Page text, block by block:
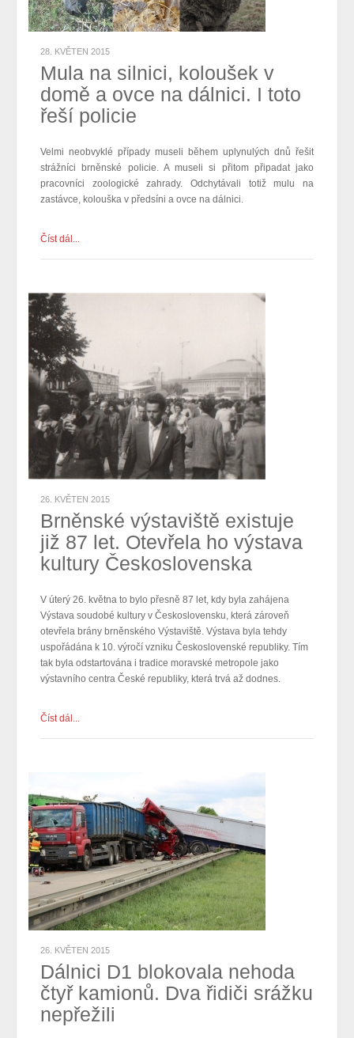
28. KVĚTEN 2015
Mula na silnici, koloušek v
domě a ovce na dálnici. I toto
řeší policie
Velmi neobvyklé případy museli během uplynulých dnů řešit
strážníci brněnské policie. A museli si přitom připadat jako
pracovníci zoologické zahrady. Odchytávali totiž mulu na
zastávce, kolouška v předsíni a ovce na dálnici.
Číst dál...
26. KVĚTEN 2015
Brněnské výstaviště existuje
již 87 let. Otevřela ho výstava
kultury Československa
V úterý 26. května to bylo přesně 87 let, kdy byla zahájena
Výstava soudobé kultury v Československu, která zároveň
otevřela brány brněnského Výstaviště. Výstava byla tehdy
uspořádána k 10. výročí vzniku Československé republiky. Tím
tak byla odstartována i tradice moravské metropole jako
výstavního centra České republiky, která trvá až dodnes.
Číst dál...
26. KVĚTEN 2015
Dálnici D1 blokovala nehoda
čtyř kamionů. Dva řidiči srážku
nepřežili